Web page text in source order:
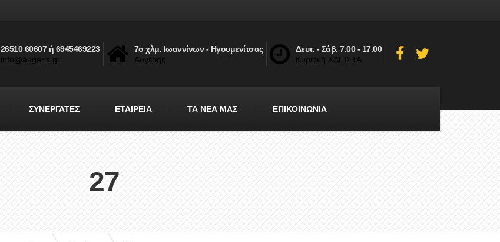
26510 60607 ή 6945469223
info@augeris.gr
7ο χλμ. Ιωαννίνων - Ηγουμενίτσας
Αυγέρης
Δευτ. - Σάβ. 7.00 - 17.00
Κυριακή ΚΛΕΙΣΤΑ
ΣΥΝΕΡΓΑΤΕΣ ΕΤΑΙΡΕΙΑ ΤΑ ΝΕΑ ΜΑΣ ΕΠΙΚΟΙΝΩΝΙΑ
27